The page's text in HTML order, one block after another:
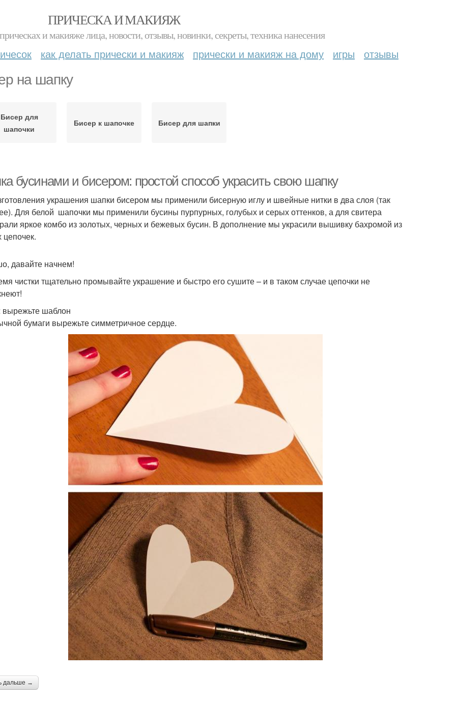
ПРИЧЕСКА И МАКИЯЖ
и макияже лица, новости, отзывы, новинки, секреты, техника нанесения
как делать прически и макияж прически и макияж на дому игры отзывы
на шапку
Бисер для
шапочки
Бисер к шапочке Бисер для шапки
бусинами и бисером: простой способ украсить свою шапку
украшения шапки бисером мы применили бисерную иглу и швейные нитки в два слоя (так
Для белой шапочки мы применили бусины пурпурных, голубых и серых оттенков, а для свитера
яркое комбо из золотых, черных и бежевых бусин. В дополнение мы украсили вышивку бахромой из
цепочек.
давайте начнем!
чистки тщательно промывайте украшение и быстро его сушите – и в таком случае цепочки не
вырежьте шаблон
бумаги вырежьте симметричное сердце.
дальше →